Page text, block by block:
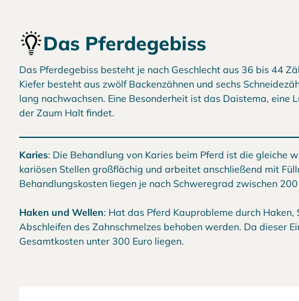
Das Pferdegebiss
Das Pferdegebiss besteht je nach Geschlecht aus 36 bis 44
Kiefer besteht aus zwölf Backenzähnen und sechs
lang nachwachsen. Eine Besonderheit ist das Daistema, eine
der Zaum Halt findet.
Karies: Die Behandlung von Karies beim Pferd ist die gleiche
kariösen Stellen großflächig und arbeitet anschließend mit
Behandlungskosten liegen je nach Schweregrad zwischen
Haken und Wellen: Hat das Pferd Kauprobleme durch
Abschleifen des Zahnschmelzes behoben werden. Da dieser
Gesamtkosten unter 300 Euro liegen.